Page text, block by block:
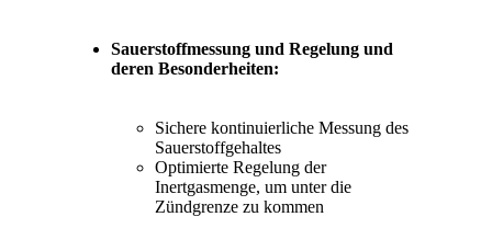
Sauerstoffmessung und Regelung und
deren Besonderheiten:
Sichere kontinuierliche Messung des
Sauerstoffgehaltes
Optimierte Regelung der
Inertgasmenge, um unter die
Zündgrenze zu kommen